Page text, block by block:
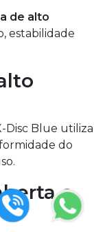
de alto
estabilidade
Disc Blue utiliza
do
e